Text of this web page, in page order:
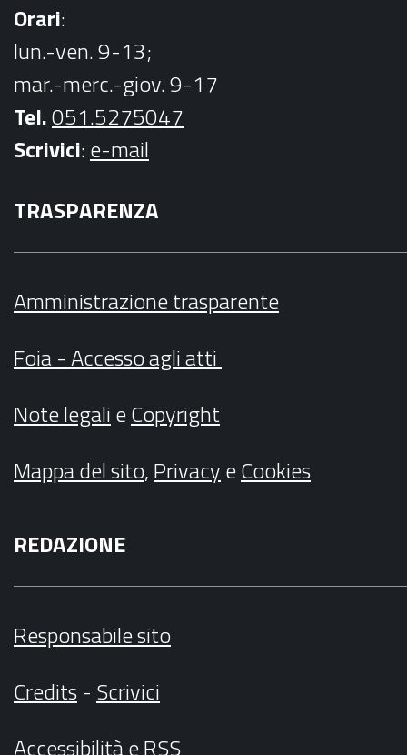
Orari:
lun.-ven. 9-13;
mar.-merc.-giov. 9-17
Tel.051.5275047
Scrivici:e-mail
TRASPARENZA
Amministrazione trasparente
Foia - Accesso agli atti
Note legalieCopyright
Mappa del sito,PrivacyeCookies
REDAZIONE
Responsabile sito
Credits- Scrivici
AccessibilitàeRSS